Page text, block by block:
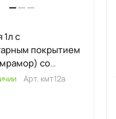
1л с
покрытием
со
крышкой
Арт. кмт12а